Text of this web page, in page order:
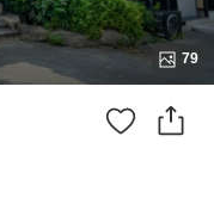
79